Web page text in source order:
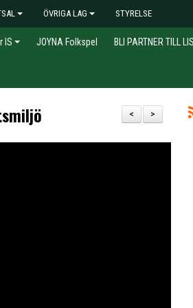
ÖVRIGA LAG STYRELSE
IS JOYNA Folkspel BLI PARTNER TILL LIS
>
<